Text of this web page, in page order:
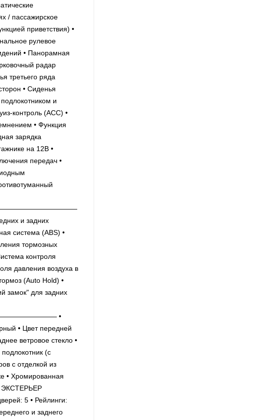
/ пассажирское
приветствия) •
рулевое
• Панорамная
радар
третьего ряда
• Сиденья
и
контроль (ACC) •
• Функция
зарядка
на 12В •
передач •
и задних
система (ABS) •
тормозных
контроля
давления воздуха в
(Auto Hold) •
замок" для задних
•
• Цвет передней
ветровое стекло •
(с
с отделкой из
• Хромированная
5 • Рейлинги:
и заднего